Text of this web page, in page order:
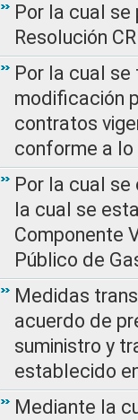
Por la cual
Resolución
Por la cual
modificación
contratos
conforme a lo
Por la cual se
la cual se
Componente
Público de
Medidas
acuerdo de
suministro y
establecido
Mediante la